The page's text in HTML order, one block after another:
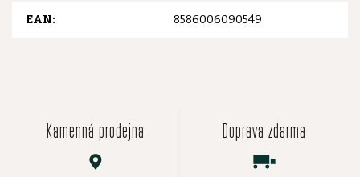
EAN: 8586006090549
Kamenná prodejna Doprava zdarma